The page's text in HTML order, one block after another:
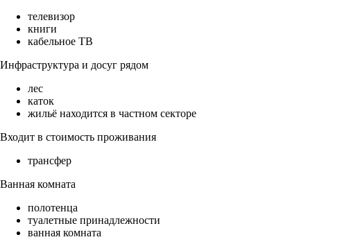
телевизор
книги
кабельное ТВ
Инфраструктура и досуг рядом
лес
каток
жильё находится в частном секторе
Входит в стоимость проживания
трансфер
Ванная комната
полотенца
туалетные принадлежности
ванная комната